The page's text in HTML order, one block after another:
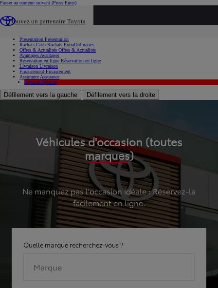
Passer au contenu suivant (Press Enter)
Trouvez un partenaire Toyota
Présentation Présentation
Rachats Cash Rachats ExtraOrdinaires
Offres & Actualités Offres & Actualités
Avantages Avantages
Réservation en ligne Réservation en ligne
Livraison Livraison
Financement Financement
Assurance Assurance
Hybride Hybride
Défilement vers la gauche Défilement vers la droite
Véhicules d'occasion (toutes
marques)
Ne manquez pas l'occasion idéale : Réservez-la
facilement en ligne.
Quelle marque recherchez-vous ?
Marque